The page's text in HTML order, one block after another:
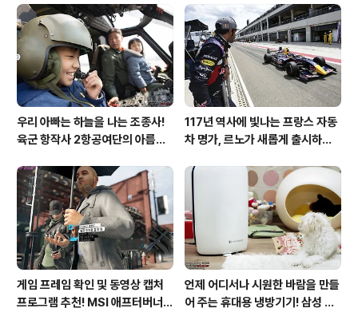
우리 아빠는 하늘을 나는 조종사!
육군 항작사 2항공여단의 아름다
117년 역사에 빛나는 프랑스 자동
차 명가, 르노가 새롭게 출시하는
게임 프레임 확인 및 동영상 캡처
프로그램 추천! MSI 애프터버너
언제 어디서나 시원한 바람을 만들
어 주는 휴대용 냉방기기! 삼성 포